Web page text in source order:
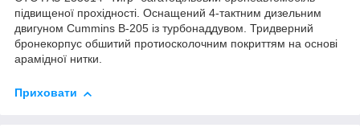
підвищеної прохідності. Оснащений 4-тактним дизельним
двигуном Cummins В-205 із турбонаддувом. Тридверний
бронекорпус обшитий протиосколочним покриттям на основі
арамідної нитки.
Приховати